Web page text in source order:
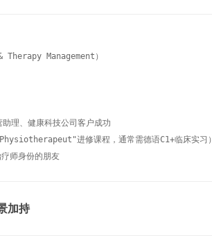
Therapy Management）
理、健康科技公司客户成功
进修课程，通常需德语C1+临床实习）
师身份的朋友
加持